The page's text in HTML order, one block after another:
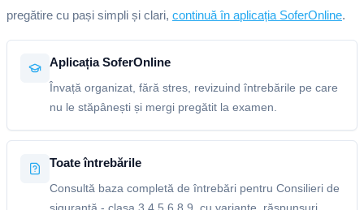
pregătire cu pași simpli și clari, continuă în aplicația SoferOnline.
Aplicația SoferOnline
Învață organizat, fără stres, revizuind întrebările pe care
nu le stăpânești și mergi pregătit la examen.
Toate întrebările
Consultă baza completă de întrebări pentru Consilieri de